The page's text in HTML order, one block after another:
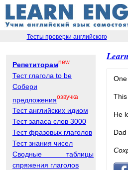
Тесты проверки английского
Репетиторамnew
Тест глагола to be
Собери
предложенияозвучка
Тест английских идиом
Тест запаса слов 3000
Тест фразовых глаголов
Тест знания чисел
Сводные таблицы
спряжения глаголов
He